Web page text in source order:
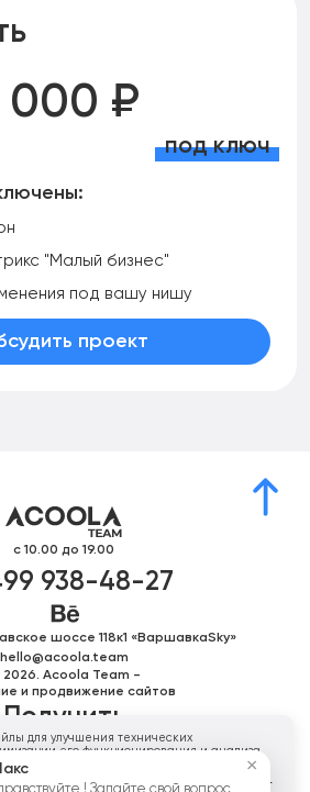
000 ₽
под ключ
"Малый бизнес"
под вашу нишу
проект
с 10.00 до 19.00
938-48-27
шоссе 118к1 «ВаршавкаSky»
hello@acoola.team
Acoola Team -
и продвижение сайтов
Получить
для улучшения технических
его функционирования и анализа
Для получения дополнительной
с нашей
×